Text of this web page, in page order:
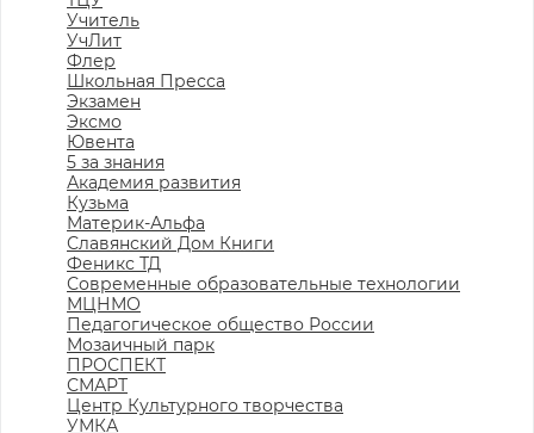
Учитель
УчЛит
Флер
Школьная Пресса
Экзамен
Эксмо
Ювента
5 за знания
Академия развития
Кузьма
Материк-Альфа
Славянский Дом Книги
Феникс ТД
Современные образовательные технологии
МЦНМО
Педагогическое общество России
Мозаичный парк
ПРОСПЕКТ
СМАРТ
Центр Культурного творчества
УМКА